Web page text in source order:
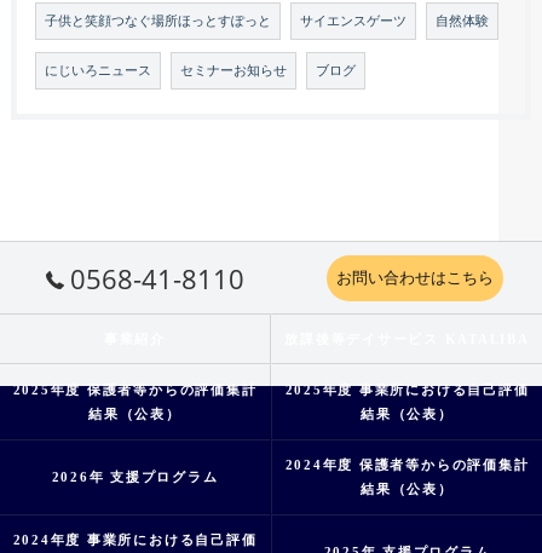
子供と笑顔つなぐ場所ほっとすぽっと サイエンスゲーツ 自然体験
にじいろニュース セミナーお知らせ ブログ
0568-41-8110 お問い合わせはこちら
2025年度 保護者等からの評価集計
結果（公表）
2025年度 事業所における自己評価
結果（公表）
2026年 支援プログラム
2024年度 保護者等からの評価集計
結果（公表）
2024年度 事業所における自己評価